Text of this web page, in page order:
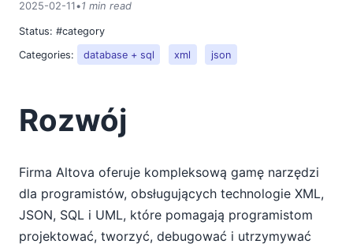
2025-02-11•1 min read
Status: #category
Categories:
database + sql xml json
Rozwój
Firma Altova oferuje kompleksową gamę narzędzi
dla programistów, obsługujących technologie XML,
JSON, SQL i UML, które pomagają programistom
projektować, tworzyć, debugować i utrzymywać